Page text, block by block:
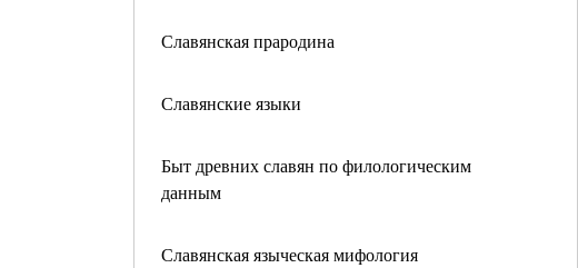
Славянская прародина
Славянские языки
Быт древних славян по филологическим
данным
Славянская языческая мифология